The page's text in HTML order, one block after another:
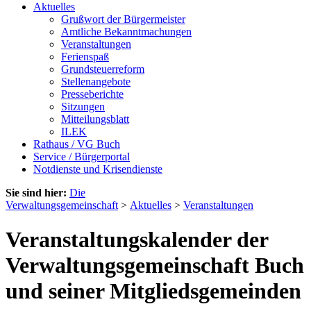
Aktuelles
Grußwort der Bürgermeister
Amtliche Bekanntmachungen
Veranstaltungen
Ferienspaß
Grundsteuerreform
Stellenangebote
Presseberichte
Sitzungen
Mitteilungsblatt
ILEK
Rathaus / VG Buch
Service / Bürgerportal
Notdienste und Krisendienste
Sie sind hier: Die
Verwaltungsgemeinschaft > Aktuelles > Veranstaltungen
Veranstaltungskalender der
Verwaltungsgemeinschaft Buch
und seiner Mitgliedsgemeinden